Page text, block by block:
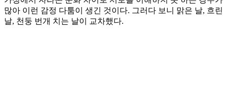
많아 이런 감정 다툼이 생긴 것이다. 그러다 보니 맑은 날, 흐린
날, 천둥 번개 치는 날이 교차했다.